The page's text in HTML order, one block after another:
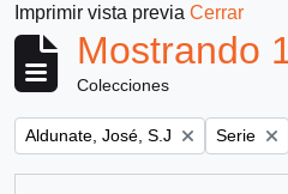
Imprimir vista previa Cerrar
Mostrando
Colecciones
Remove filter:
Aldunate, José, S.J Remove
Serie